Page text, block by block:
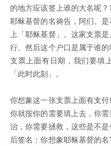
的地方应该签上谁的大名呢
耶稣基督的名祷告，阿们。
上「耶稣基督」。这家支票
行。然后这个户口是属于谁的
支票上面有日期，我们要填
「此时此刻」。
你想象这一张支票上面有支
你就按你的需要填上去，你
治，你需要拯救，这些是不
后签名：你想象耶稣基督的